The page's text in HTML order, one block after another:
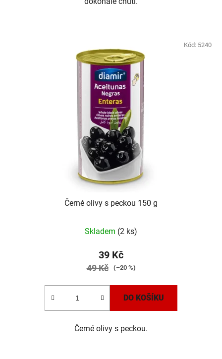
Černé olivy s peckou 150 g
Skladem (2 ks)
39 Kč
49 Kč (–20 %)
DO KOŠÍKU
Černé olivy s peckou.
Kód: 5240